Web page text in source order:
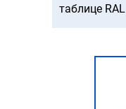
таблице RAL